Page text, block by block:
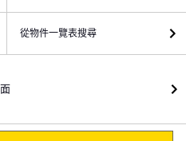
從物件一覽表搜尋